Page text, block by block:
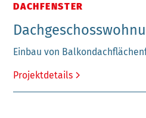
DACHFENSTER
Einbau von
Projektdetails